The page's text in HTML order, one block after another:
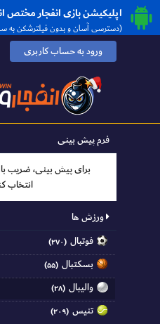
اپلیکیشن بازی انفجار مختص
(دسترسی آسان و بدون فیلترشکن به
ورود به حساب کاربری
فرم پیش بینی
برای پیش بینی، ضریب
انتخاب
ورزش ها
فوتبال (۲۷۰)
بسکتبال (۵۵)
والیبال (۲۸)
تنیس (۲۰۹)